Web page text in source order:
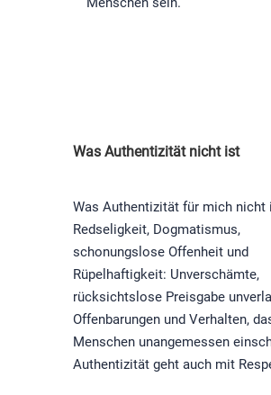
Was Authentizität nicht ist
Was Authentizität für mich nicht
Redseligkeit, Dogmatismus,
schonungslose Offenheit und
Rüpelhaftigkeit: Unverschämte,
rücksichtslose Preisgabe
Offenbarungen und Verhalten,
Menschen unangemessen
Authentizität geht auch mit